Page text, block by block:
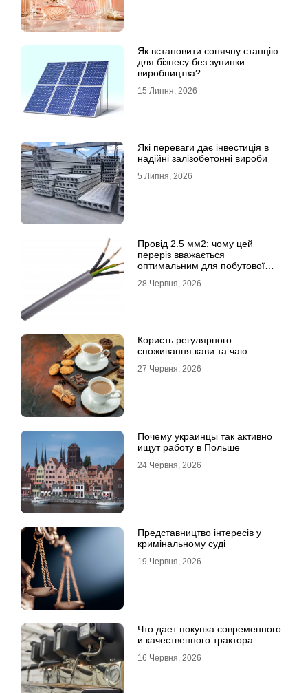
Як встановити сонячну станцію
для бізнесу без зупинки
виробництва?
15 Липня, 2026
Які переваги дає інвестиція в
надійні залізобетонні вироби
5 Липня, 2026
Провід 2.5 мм2: чому цей
переріз вважається
оптимальним для побутової
28 Червня, 2026
Користь регулярного
споживання кави та чаю
27 Червня, 2026
Почему украинцы так активно
ищут работу в Польше
24 Червня, 2026
Представництво інтересів у
кримінальному суді
19 Червня, 2026
Что дает покупка современного
и качественного трактора
16 Червня, 2026